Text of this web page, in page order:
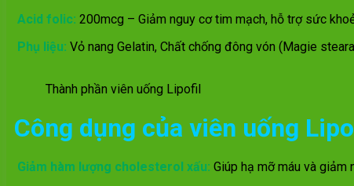
Acid folic: 200mcg – Giảm nguy cơ tim mạch, hỗ trợ sức
Phụ liệu: Vỏ nang Gelatin, Chất chống đông vón (Magie
Thành phần viên uống Lipofil
Công dụng của viên uống
Giảm hàm lượng cholesterol xấu: Giúp hạ mỡ máu và giảm